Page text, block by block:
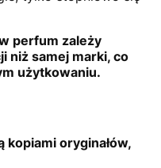
perfum zależy
niż samej marki, co
użytkowaniu.
oryginałów,